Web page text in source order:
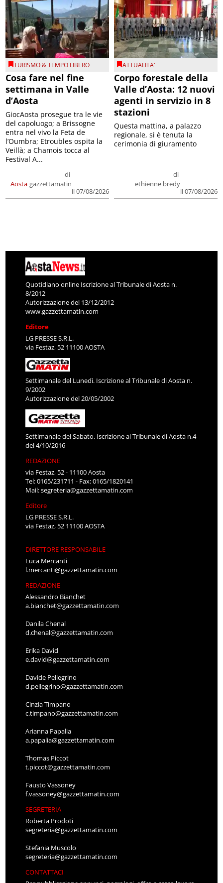
TURISMO & TEMPO LIBERO
Cosa fare nel fine
settimana in Valle
d’Aosta
Aosta
di
gazzettamatin
il 07/08/2026
GiocAosta prosegue tra le vie
del capoluogo; a Brissogne
entra nel vivo la Feta de
l’Oumbra; Etroubles ospita la
Veillà; a Chamois tocca al
Festival A...
ATTUALITA'
Corpo forestale della
Valle d’Aosta: 12 nuovi
agenti in servizio in 8
stazioni
di
ethienne bredy
il 07/08/2026
Questa mattina, a palazzo
regionale, si è tenuta la
cerimonia di giuramento
Quotidiano online Iscrizione al Tribunale di Aosta n.
8/2012
Autorizzazione del 13/12/2012
www.gazzettamatin.com
Editore
LG PRESSE S.R.L.
via Festaz, 52 11100 AOSTA
Settimanale del Lunedì. Iscrizione al Tribunale di Aosta n.
9/2002
Autorizzazione del 20/05/2002
Settimanale del Sabato. Iscrizione al Tribunale di Aosta n.4
del 4/10/2016
REDAZIONE
via Festaz, 52 - 11100 Aosta
Tel: 0165/231711 - Fax: 0165/1820141
Mail:segreteria@gazzettamatin.com
Editore
LG PRESSE S.R.L.
via Festaz, 52 11100 AOSTA
DIRETTORE RESPONSABILE
Luca Mercanti
l.mercanti@gazzettamatin.com
REDAZIONE
Alessandro Bianchet
a.bianchet@gazzettamatin.com
Danila Chenal
d.chenal@gazzettamatin.com
Erika David
e.david@gazzettamatin.com
Davide Pellegrino
d.pellegrino@gazzettamatin.com
Cinzia Timpano
c.timpano@gazzettamatin.com
Arianna Papalia
a.papalia@gazzettamatin.com
Thomas Piccot
t.piccot@gazzettamatin.com
Fausto Vassoney
f.vassoney@gazzettamatin.com
SEGRETERIA
Roberta Prodoti
segreteria@gazzettamatin.com
Stefania Muscolo
segreteria@gazzettamatin.com
CONTATTACI